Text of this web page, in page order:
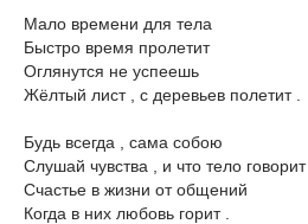
Мало времени для тела
Быстро время пролетит
Оглянутся не успеешь
Жёлтый лист , с деревьев полетит .
Будь всегда , сама собою
Слушай чувства , и что тело говорит
Счастье в жизни от общений
Когда в них любовь горит .